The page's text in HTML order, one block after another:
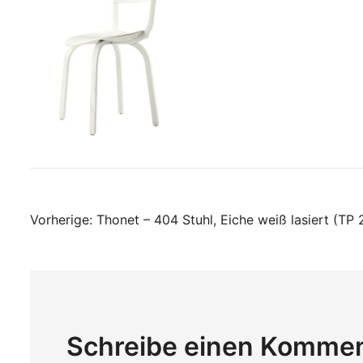
Vorherige: Thonet – 404 Stuhl, Eiche weiß lasiert (TP
Schreibe einen